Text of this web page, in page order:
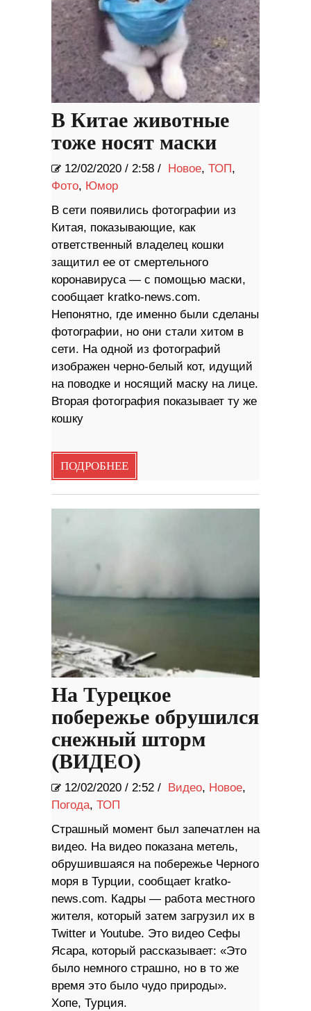
В Китае животные
тоже носят маски
12/02/2020 / 2:58 / Новое, ТОП,
Фото, Юмор
В сети появились фотографии из
Китая, показывающие, как
ответственный владелец кошки
защитил ее от смертельного
коронавируса — с помощью маски,
сообщает kratko-news.com.
Непонятно, где именно были сделаны
фотографии, но они стали хитом в
сети. На одной из фотографий
изображен черно-белый кот, идущий
на поводке и носящий маску на лице.
Вторая фотография показывает ту же
кошку
ПОДРОБНЕЕ
На Турецкое
побережье обрушился
снежный шторм
(ВИДЕО)
12/02/2020 / 2:52 / Видео, Новое,
Погода, ТОП
Страшный момент был запечатлен на
видео. На видео показана метель,
обрушившаяся на побережье Черного
моря в Турции, сообщает kratko-
news.com. Кадры — работа местного
жителя, который затем загрузил их в
Twitter и Youtube. Это видео Сефы
Ясара, который рассказывает: «Это
было немного страшно, но в то же
время это было чудо природы».
Хопе, Турция.